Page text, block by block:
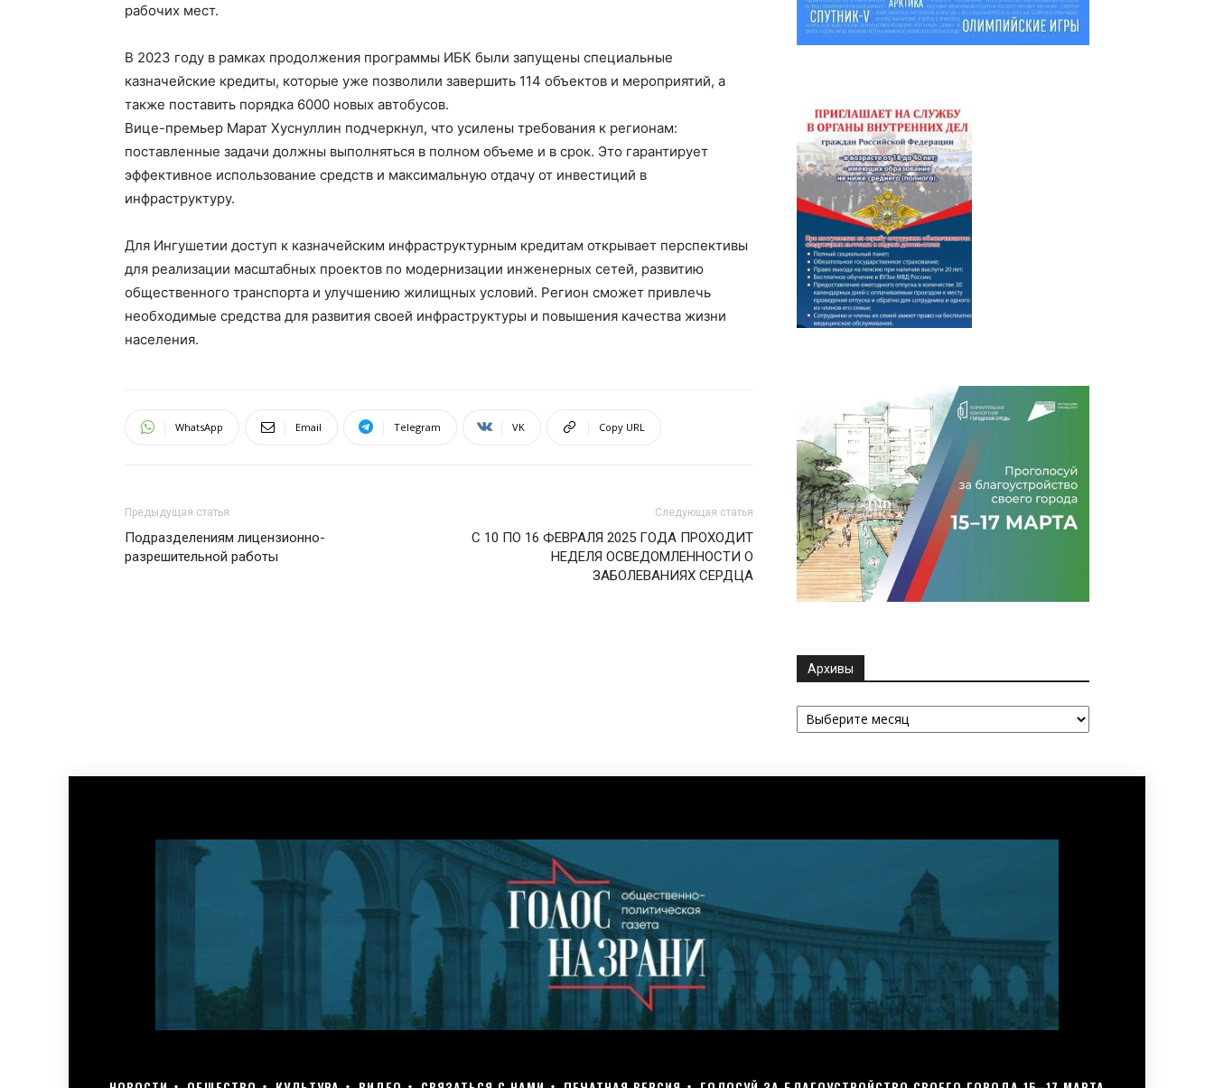
рабочих мест.
В 2023 году в рамках продолжения программы ИБК были запущены специальные
казначейские кредиты, которые уже позволили завершить 114 объектов и мероприятий, а
также поставить порядка 6000 новых автобусов.
Вице-премьер Марат Хуснуллин подчеркнул, что усилены требования к регионам:
поставленные задачи должны выполняться в полном объеме и в срок. Это гарантирует
эффективное использование средств и максимальную отдачу от инвестиций в
инфраструктуру.
Для Ингушетии доступ к казначейским инфраструктурным кредитам открывает перспективы
для реализации масштабных проектов по модернизации инженерных сетей, развитию
общественного транспорта и улучшению жилищных условий. Регион сможет привлечь
необходимые средства для развития своей инфраструктуры и повышения качества жизни
населения.
WhatsApp Email Telegram VK Copy URL
Предыдущая статья
Подразделениям лицензионно-
разрешительной работы
Следующая статья
С 10 ПО 16 ФЕВРАЛЯ 2025 ГОДА ПРОХОДИТ
НЕДЕЛЯ ОСВЕДОМЛЕННОСТИ О
ЗАБОЛЕВАНИЯХ СЕРДЦА
Архивы
Архивы